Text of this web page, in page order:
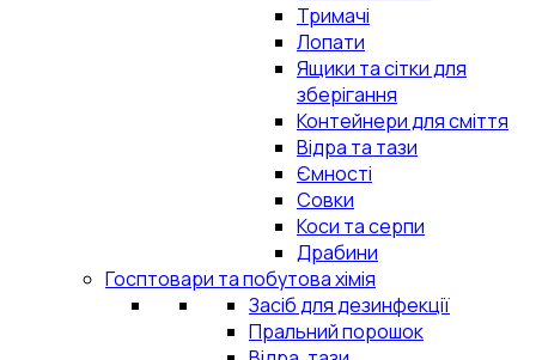
Тримачі
Лопати
Ящики та сітки для
зберігання
Контейнери для сміття
Відра та тази
Ємності
Совки
Коси та серпи
Драбини
Госптовари та побутова хімія
Засіб для дезинфекції
Пральний порошок